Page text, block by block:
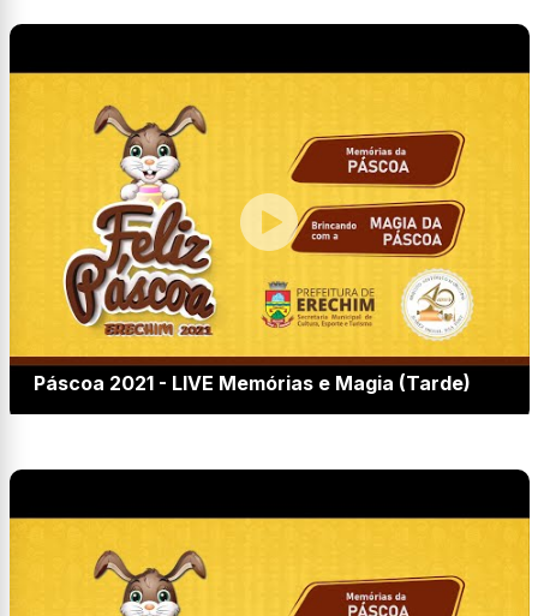
Páscoa 2021 - LIVE Memórias e Magia (Tarde)